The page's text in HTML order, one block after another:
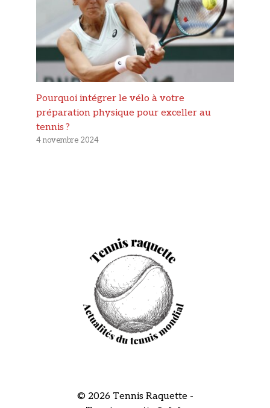
Pourquoi intégrer le vélo à votre
préparation physique pour exceller au
tennis ?
4 novembre 2024
© 2026 Tennis Raquette -